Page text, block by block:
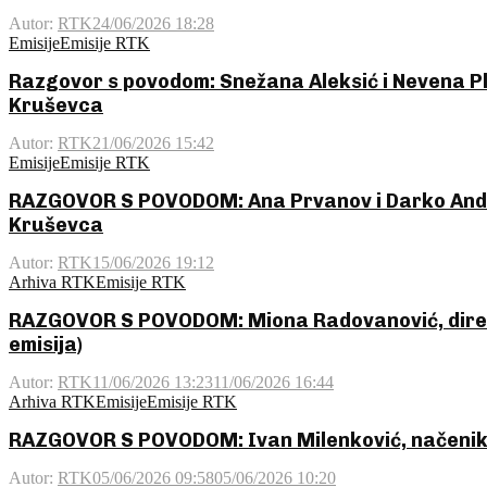
Autor: RTK24/06/2026 18:28
EmisijeEmisije RTK
Razgovor s povodom: Snežana Aleksić i Nevena
Kruševca
Autor: RTK21/06/2026 15:42
EmisijeEmisije RTK
RAZGOVOR S POVODOM: Ana Prvanov i Darko
Kruševca
Autor: RTK15/06/2026 19:12
Arhiva RTKEmisije RTK
RAZGOVOR S POVODOM: Miona Radovanović,
emisija)
Autor: RTK11/06/2026 13:2311/06/2026 16:44
Arhiva RTKEmisijeEmisije RTK
RAZGOVOR S POVODOM: Ivan Milenković,
Autor: RTK05/06/2026 09:5805/06/2026 10:20